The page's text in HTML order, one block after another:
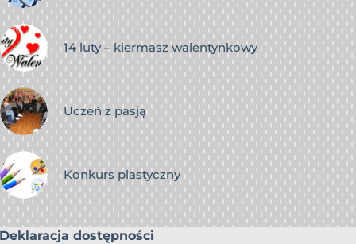
14 luty – kiermasz walentynkowy
Uczeń z pasją
Konkurs plastyczny
Deklaracja dostępności